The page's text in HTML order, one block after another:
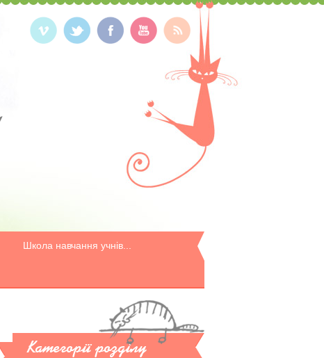
Школа навчання учнів...
Категорії розділу